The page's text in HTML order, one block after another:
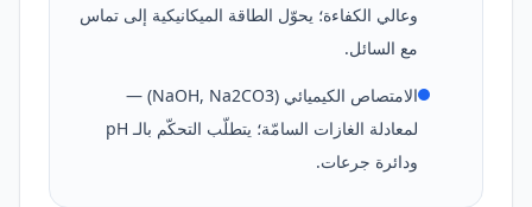
وعالي الكفاءة؛ يحوّل الطاقة الميكانيكية إلى تماس
مع السائل.
الامتصاص الكيميائي (NaOH, Na2CO3) —
لمعادلة الغازات السامّة؛ يتطلّب التحكّم بالـ pH
ودائرة جرعات.